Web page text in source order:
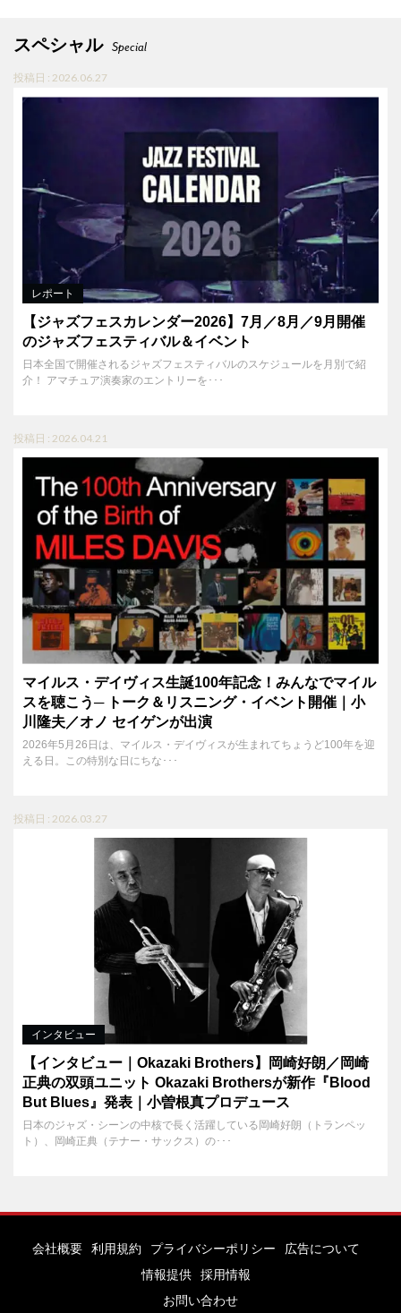
スペシャル Special
投稿日 : 2026.06.27
レポート
【ジャズフェスカレンダー2026】7月／8月／9月開催
のジャズフェスティバル＆イベント
日本全国で開催されるジャズフェスティバルのスケジュールを月別で紹
介！ アマチュア演奏家のエントリーを･･･
投稿日 : 2026.04.21
マイルス・デイヴィス生誕100年記念！みんなでマイル
スを聴こう─ トーク＆リスニング・イベント開催｜小
川隆夫／オノ セイゲンが出演
2026年5月26日は、マイルス・デイヴィスが生まれてちょうど100年を迎
える日。この特別な日にちな･･･
投稿日 : 2026.03.27
インタビュー
【インタビュー｜Okazaki Brothers】岡崎好朗／岡崎
正典の双頭ユニット Okazaki Brothersが新作『Blood
But Blues』発表｜小曽根真プロデュース
日本のジャズ・シーンの中核で長く活躍している岡崎好朗（トランペッ
ト）、岡崎正典（テナー・サックス）の･･･
会社概要 利用規約 プライバシーポリシー
広告について
情報提供
採用情報
お問い合わせ